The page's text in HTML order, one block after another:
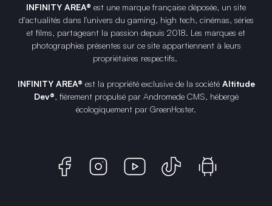
INFINITY AREA® est une marque française déposée, un site
d'actualités dans l'univers du gaming, high tech, cinémas, séries
et films, partageant la passion depuis 2018. Les marques et
photographies présentes sur ce site appartiennent à leurs
propriétaires respectifs.
INFINITY AREA® est la propriété exclusive de la société Altitude
Dev®, fièrement propulsé par Andromede CMS, hébergé
écologiquement par GreenHoster.